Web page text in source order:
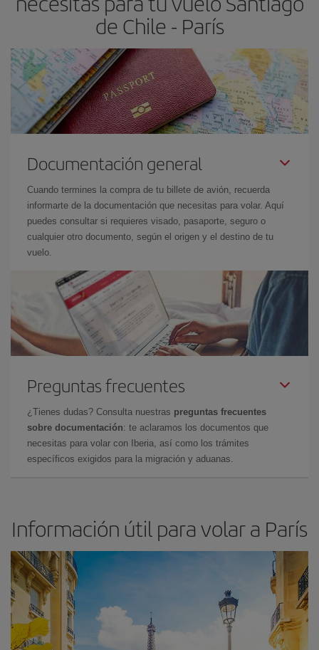
de Chile - París
Documentación general
Cuando termines la compra de tu billete de avión, recuerda
informarte de la documentación que necesitas para volar. Aquí
puedes consultar si requieres visado, pasaporte, seguro o
cualquier otro documento, según el origen y el destino de tu
vuelo.
Preguntas frecuentes
¿Tienes dudas? Consulta nuestras preguntas frecuentes
sobre documentación: te aclaramos los documentos que
necesitas para volar con Iberia, así como los trámites
específicos exigidos para la migración y aduanas.
Información útil para volar a París